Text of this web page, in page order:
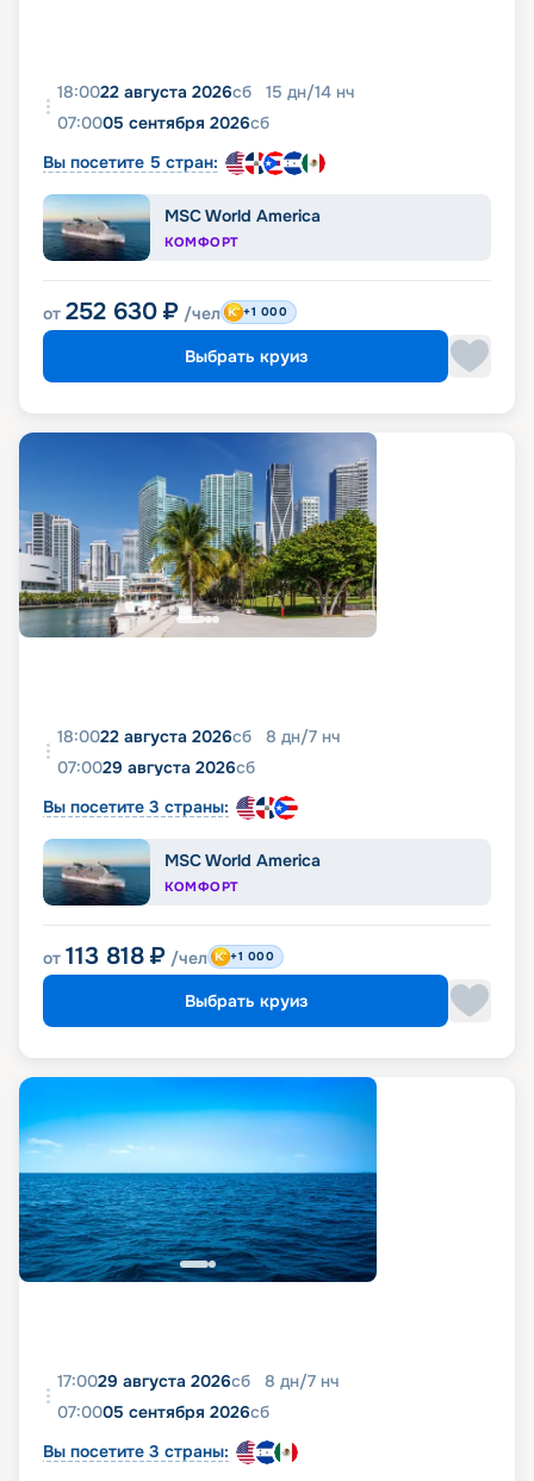
18:0022 августа 2026сб 15 дн/14 нч
07:0005 сентября 2026сб
Вы посетите 5 стран:
MSC World America
КОМФОРТ
от 252 630 ₽ /чел +1 000
Выбрать круиз
18:0022 августа 2026сб 8 дн/7 нч
07:0029 августа 2026сб
Вы посетите 3 страны:
MSC World America
КОМФОРТ
от 113 818 ₽ /чел +1 000
Выбрать круиз
17:0029 августа 2026сб 8 дн/7 нч
07:0005 сентября 2026сб
Вы посетите 3 страны: